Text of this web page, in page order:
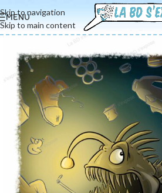
Skip to navigation
Skip to main content
MENU